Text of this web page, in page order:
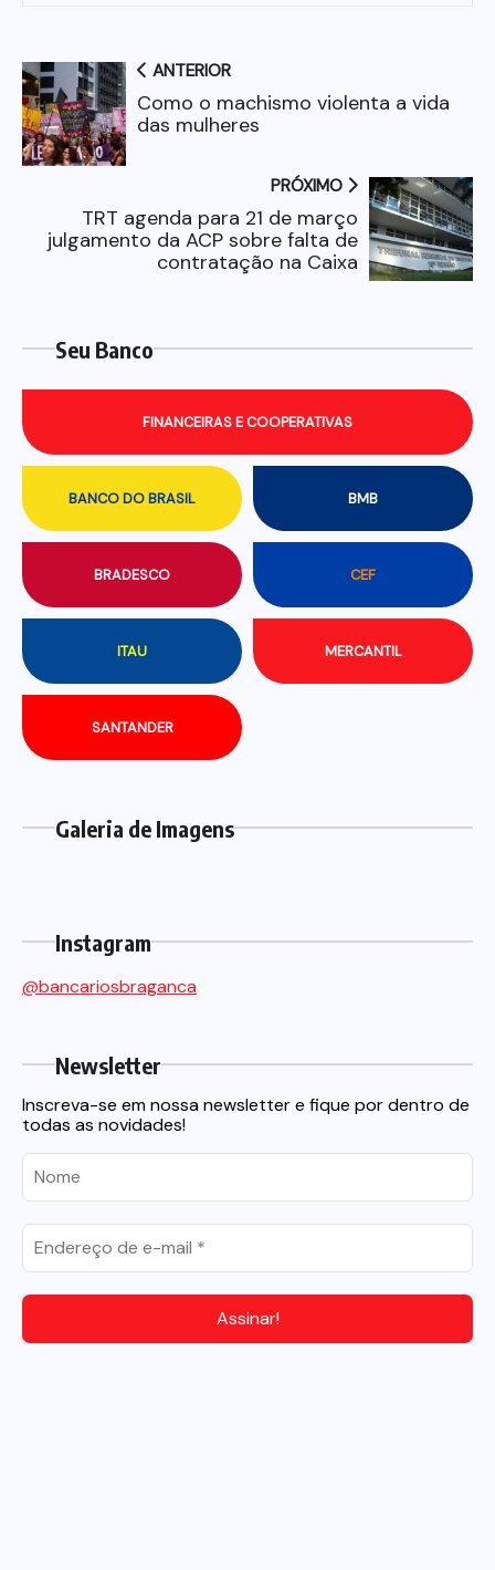
ANTERIOR
Como o machismo violenta a vida
das mulheres
PRÓXIMO
TRT agenda para 21 de março
julgamento da ACP sobre falta de
contratação na Caixa
Seu Banco
BANCO DO BRASIL BMB
BRADESCO CEF
FINANCEIRAS E COOPERATIVAS
ITAU MERCANTIL
SANTANDER
Galeria de Imagens
Instagram
@bancariosbraganca
Newsletter
Inscreva-se em nossa newsletter e fique por dentro de
todas as novidades!